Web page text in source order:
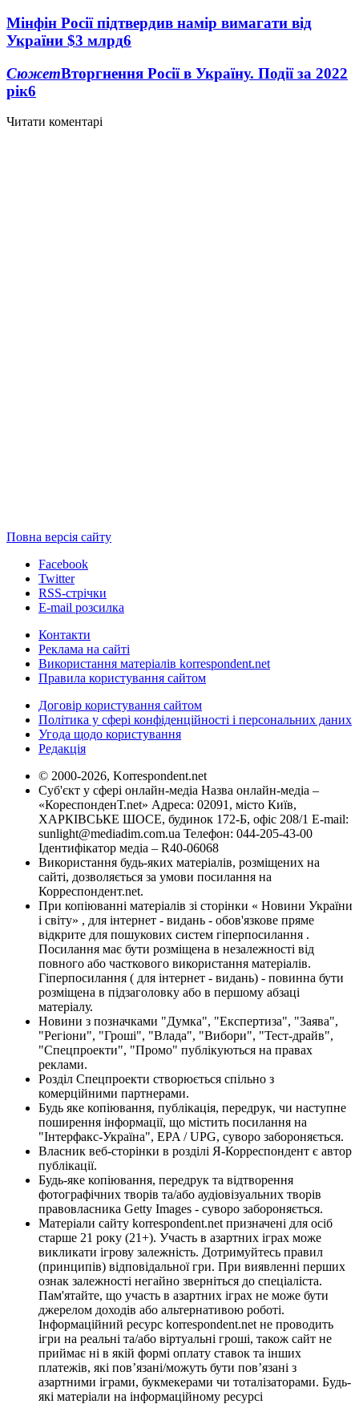
Мінфін Росії підтвердив намір вимагати від
України $3 млрд6
СюжетВторгнення Росії в Україну. Події за 2022
рік6
Читати коментарі
Повна версія сайту
Facebook
Twitter
RSS-стрічки
E-mail розсилка
Контакти
Реклама на сайті
Використання матеріалів korrespondent.net
Правила користування сайтом
Договір користування сайтом
Політика у сфері конфіденційності і персональних даних
Угода щодо користування
Редакція
© 2000-2026, Korrespondent.net
Суб'єкт у сфері онлайн-медіа Назва онлайн-медіа –
«КореспонденТ.net» Адреса: 02091, місто Київ,
ХАРКІВСЬКЕ ШОСЕ, будинок 172-Б, офіс 208/1 E-mail:
sunlight@mediadim.com.ua Телефон: 044-205-43-00
Ідентифікатор медіа – R40-06068
Використання будь-яких матеріалів, розміщених на
сайті, дозволяється за умови посилання на
Корреспондент.net.
При копіюванні матеріалів зі сторінки « Новини України
і світу» , для інтернет - видань - обов'язкове пряме
відкрите для пошукових систем гіперпосилання .
Посилання має бути розміщена в незалежності від
повного або часткового використання матеріалів.
Гіперпосилання ( для інтернет - видань) - повинна бути
розміщена в підзаголовку або в першому абзаці
матеріалу.
Новини з позначками "Думка", "Експертиза", "Заява",
"Регіони", "Гроші", "Влада", "Вибори", "Тест-драйв",
"Спецпроекти", "Промо" публікуються на правах
реклами.
Розділ Спецпроекти створюється спільно з
комерційними партнерами.
Будь яке копіювання, публікація, передрук, чи наступне
поширення інформації, що містить посилання на
"Інтерфакс-Україна", EPA / UPG, суворо забороняється.
Власник веб-сторінки в розділі Я-Корреспондент є автор
публікації.
Будь-яке копіювання, передрук та відтворення
фотографічних творів та/або аудіовізуальних творів
правовласника Getty Images - суворо забороняється.
Матеріали сайту korrespondent.net призначені для осіб
старше 21 року (21+). Участь в азартних іграх може
викликати ігрову залежність. Дотримуйтесь правил
(принципів) відповідальної гри. При виявленні перших
ознак залежності негайно зверніться до спеціаліста.
Пам'ятайте, що участь в азартних іграх не може бути
джерелом доходів або альтернативою роботі.
Інформаційний ресурс korrespondent.net не проводить
ігри на реальні та/або віртуальні гроші, також сайт не
приймає ні в якій формі оплату ставок та інших
платежів, які пов’язані/можуть бути пов’язані з
азартними іграми, букмекерами чи тоталізаторами. Будь-
які матеріали на інформаційному ресурсі